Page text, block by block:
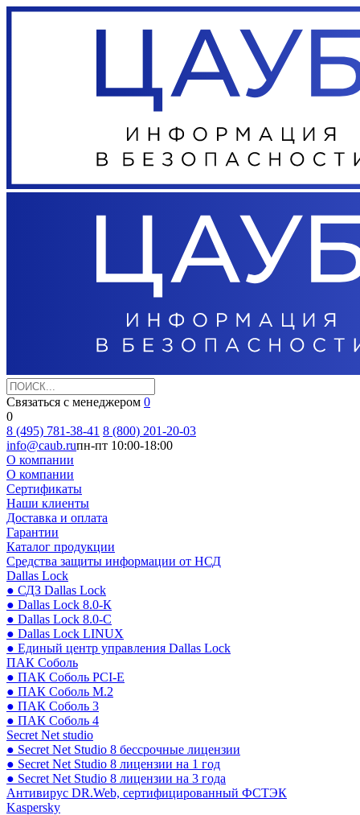
Связаться с менеджером 0
0
8 (495) 781-38-41 8 (800) 201-20-03
info@caub.ruпн-пт 10:00-18:00
О компании
О компании
Сертификаты
Наши клиенты
Доставка и оплата
Гарантии
Каталог продукции
Средства защиты информации от НСД
Dallas Lock
● СДЗ Dallas Lock
● Dallas Lock 8.0-К
● Dallas Lock 8.0-С
● Dallas Lock LINUX
● Единый центр управления Dallas Lock
ПАК Соболь
● ПАК Соболь PCI-E
● ПАК Соболь М.2
● ПАК Соболь 3
● ПАК Соболь 4
Secret Net studio
● Secret Net Studio 8 бессрочные лицензии
● Secret Net Studio 8 лицензии на 1 год
● Secret Net Studio 8 лицензии на 3 года
Антивирус DR.Web, сертифицированный ФСТЭК
Kaspersky